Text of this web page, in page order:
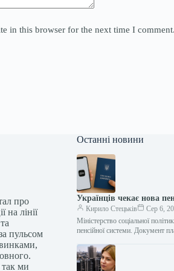
in this browser for the next time I comment.
про
на лінії
пульсом
ми
Останні новини
Українців чекає нова
Кирило Стецьків
Сер 6,
Міністерство соціальної
пенсійної системи. Документ